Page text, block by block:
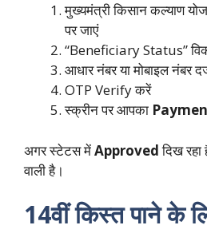
मुख्यमंत्री किसान कल्याण
पर जाएं
“Beneficiary Status”
आधार नंबर या मोबाइल नंबर
OTP Verify करें
स्क्रीन पर आपका
अगर स्टेटस मेंApprovedदिख
वाली है।
14वीं किस्त पाने के